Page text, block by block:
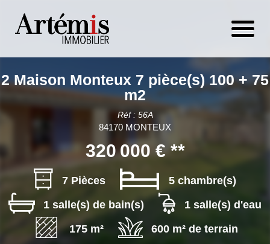
2 Maison Monteux 7 pièce(s) 100 + 75
m2
Réf : 56A
84170 MONTEUX
320 000 €**
7 Pièces
5 chambre(s)
1 salle(s) de bain(s)
1 salle(s) d'eau
175 m²
600 m² de terrain